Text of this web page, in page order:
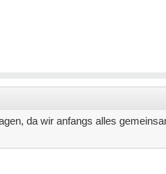
da wir anfangs alles